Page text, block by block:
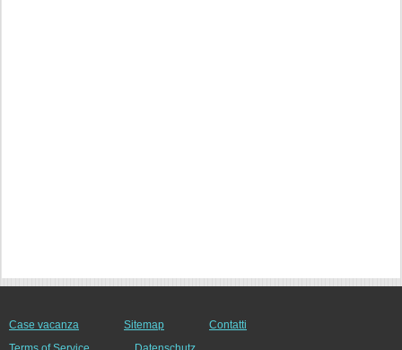
Case vacanza Sitemap
Contatti